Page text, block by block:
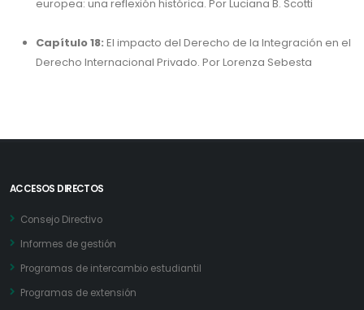
europea: una reflexión histórica. Por Luciana B. Scotti
Capítulo 18: El impacto del Derecho de la Integración en el
Derecho Internacional Privado. Por Lorenza Sebesta
ACCESOS DIRECTOS
Consejo Directivo
Informes de gestión
Programas de intercambio estudiantil
Programas de extensión